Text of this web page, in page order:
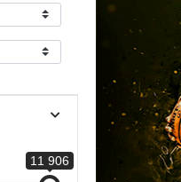
11 906